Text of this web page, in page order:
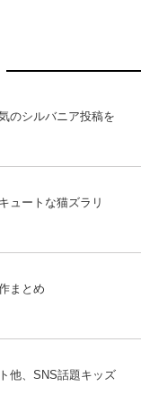
のシルバニア投稿を
ュートな猫ズラリ
まとめ
他、SNS話題キッズ